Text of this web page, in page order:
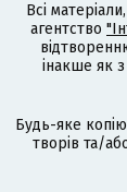
Всі
агентство
інакше як
Будь-яке
творів та/